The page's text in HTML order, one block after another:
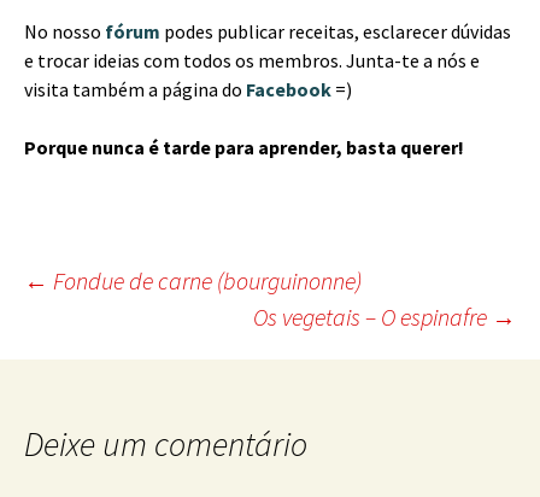
No nosso fórum podes publicar receitas, esclarecer dúvidas
e trocar ideias com todos os membros. Junta-te a nós e
visita também a página do Facebook =)
Porque nunca é tarde para aprender, basta querer!
Post
navigation
← Fondue de carne (bourguinonne)
Os vegetais – O espinafre →
Deixe um comentário